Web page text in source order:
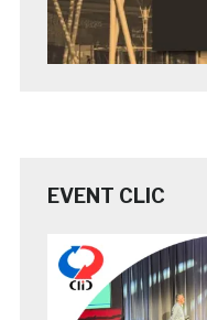
EVENT CLIC